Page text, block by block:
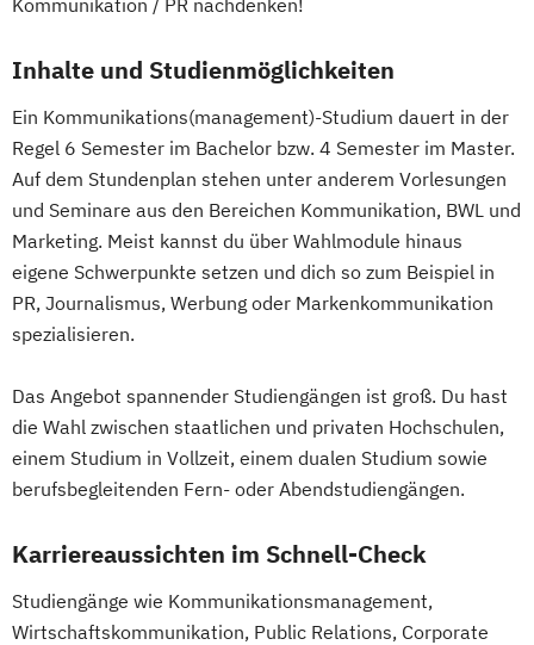
Kommunikation / PR nachdenken!
Inhalte und Studienmöglichkeiten
Ein Kommunikations(management)-Studium dauert in der
Regel 6 Semester im Bachelor bzw. 4 Semester im Master.
Auf dem Stundenplan stehen unter anderem Vorlesungen
und Seminare aus den Bereichen Kommunikation, BWL und
Marketing. Meist kannst du über Wahlmodule hinaus
eigene Schwerpunkte setzen und dich so zum Beispiel in
PR, Journalismus, Werbung oder Markenkommunikation
spezialisieren.
Das Angebot spannender Studiengängen ist groß. Du hast
die Wahl zwischen staatlichen und privaten Hochschulen,
einem Studium in Vollzeit, einem dualen Studium sowie
berufsbegleitenden Fern- oder Abendstudiengängen.
Karriereaussichten im Schnell-Check
Studiengänge wie Kommunikationsmanagement,
Wirtschaftskommunikation, Public Relations, Corporate